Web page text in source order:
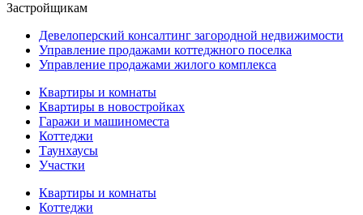
Застройщикам
Девелоперский консалтинг загородной недвижимости
Управление продажами коттеджного поселка
Управление продажами жилого комплекса
Квартиры и комнаты
Квартиры в новостройках
Гаражи и машиноместа
Коттеджи
Таунхаусы
Участки
Квартиры и комнаты
Коттеджи